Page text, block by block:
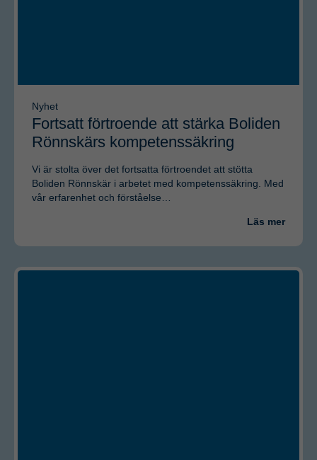
Nyhet
Fortsatt förtroende att stärka Boliden
Rönnskärs kompetenssäkring
Vi är stolta över det fortsatta förtroendet att stötta
Boliden Rönnskär i arbetet med kompetenssäkring. Med
vår erfarenhet och förståelse…
Läs mer